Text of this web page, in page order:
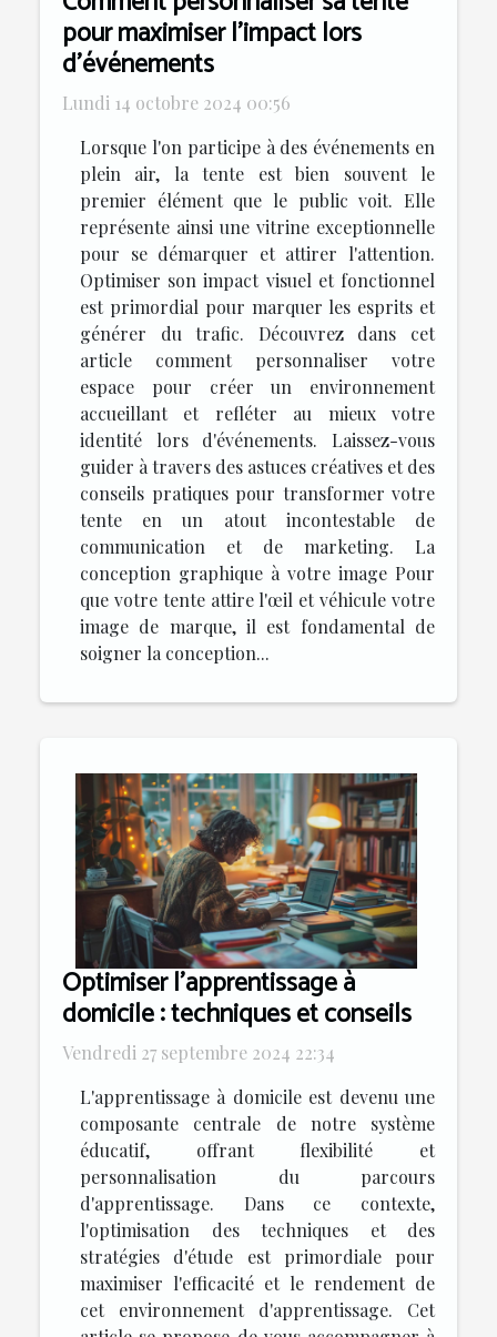
pour maximiser l'impact lors
d'événements
Lundi 14 octobre 2024 00:56
Lorsque l'on participe à des événements en
plein air, la tente est bien souvent le
premier élément que le public voit. Elle
représente ainsi une vitrine exceptionnelle
pour se démarquer et attirer l'attention.
Optimiser son impact visuel et fonctionnel
est primordial pour marquer les esprits et
générer du trafic. Découvrez dans cet
article comment personnaliser votre
espace pour créer un environnement
accueillant et refléter au mieux votre
identité lors d'événements. Laissez-vous
guider à travers des astuces créatives et des
conseils pratiques pour transformer votre
tente en un atout incontestable de
communication et de marketing. La
conception graphique à votre image Pour
que votre tente attire l'œil et véhicule votre
image de marque, il est fondamental de
soigner la conception...
Optimiser l'apprentissage à
domicile : techniques et conseils
Vendredi 27 septembre 2024 22:34
L'apprentissage à domicile est devenu une
composante centrale de notre système
éducatif, offrant flexibilité et
personnalisation du parcours
d'apprentissage. Dans ce contexte,
l'optimisation des techniques et des
stratégies d'étude est primordiale pour
maximiser l'efficacité et le rendement de
cet environnement d'apprentissage. Cet